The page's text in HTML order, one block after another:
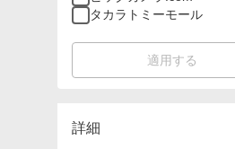
タカラトミーモール
適用する
詳細